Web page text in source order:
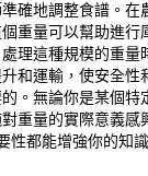
確地調整食譜。在
重量可以幫助進行
理這種規模的重量
和運輸，使安全性
。無論你是某個特
重量的實際意義感
性都能增強你的知